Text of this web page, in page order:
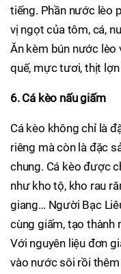
tiếng. Phần nước lèo
vị ngọt của tôm, cá,
Ăn kèm bún nước lèo
quế, mực tươi, thịt lợn
6. Cá kèo nấu giấm
Cá kèo không chỉ là
riêng mà còn là đặc
chung. Cá kèo được
như kho tộ, kho rau
giang… Người Bạc
cùng giấm, tạo thành
Với nguyên liệu đơn
vào nước sôi rồi